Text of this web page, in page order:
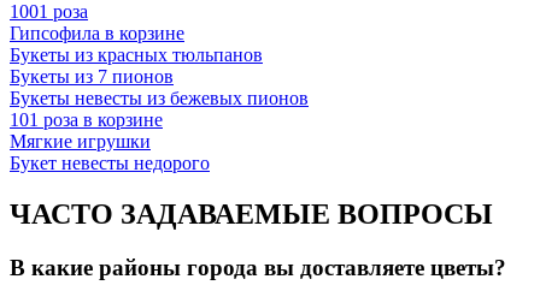
1001 роза
Гипсофила в корзине
Букеты из красных тюльпанов
Букеты из 7 пионов
Букеты невесты из бежевых пионов
101 роза в корзине
Мягкие игрушки
Букет невесты недорого
ЧАСТО ЗАДАВАЕМЫЕ ВОПРОСЫ
В какие районы города вы доставляете цветы?